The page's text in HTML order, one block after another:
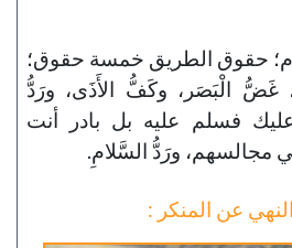
حقوق الطريق خمسة حقوق؛
غَضُّ الْبَصَر، وكَفُّ الأَذَى، ورَدُّ
فسلم عليه بل بادر أنت
مجالسهم، ورَدُّ السَّلامِ.